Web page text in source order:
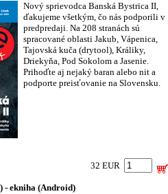
Nový sprievodca Banská Bystrica II,
ďakujeme všetkým, čo nás podporili v
predpredaji. Na 208 stranách sú
spracované oblasti Jakub, Vápenica,
Tajovská kuča (drytool), Králiky,
Driekyňa, Pod Sokolom a Jasenie.
Prihoďte aj nejaký baran alebo nit a
podporte preisťovanie na Slovensku.
32 EUR
- ekniha (Android)